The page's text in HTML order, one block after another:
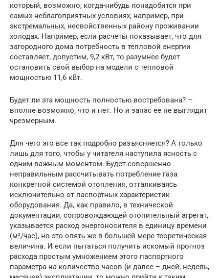
который, возможно, когда-нибудь понадобится при
самых неблагоприятных условиях, например, при
экстремальных, несвойственных району проживании
холодах. Например, если расчеты показывает, что для
загородного дома потребность в тепловой энергии
составляет, допустим, 9,2 кВт, то разумнее будет
остановить свой выбор на модели с тепловой
мощностью 11,6 кВт.
Будет ли эта мощность полностью востребована? –
вполне возможно, что и нет. Но и запас ее не выглядит
чрезмерным.
Для чего это все так подробно разъясняется? А только
лишь для того, чтобы у читателя наступила ясность с
одним важным моментом. Будет совершенно
неправильным рассчитывать потребление газа
конкретной системой отопления, отталкиваясь
исключительно от паспортных характеристик
оборудования. Да, как правило, в технической
документации, сопровождающей отопительный агрегат,
указывается расход энергоносителя в единицу времени
(м³/час), но это опять же в большей мере теоретическая
величина. И если пытаться получить искомый прогноз
расхода простым умножением этого паспортного
параметра на количество часов (и далее – дней, недель,